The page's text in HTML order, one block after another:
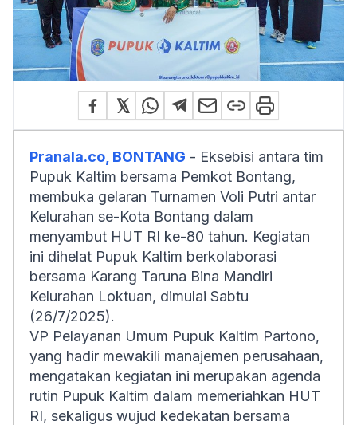
Pranala.co, BONTANG - Eksebisi antara tim
Pupuk Kaltim bersama Pemkot Bontang,
membuka gelaran Turnamen Voli Putri antar
Kelurahan se-Kota Bontang dalam
menyambut HUT RI ke-80 tahun. Kegiatan
ini dihelat Pupuk Kaltim berkolaborasi
bersama Karang Taruna Bina Mandiri
Kelurahan Loktuan, dimulai Sabtu
(26/7/2025).
VP Pelayanan Umum Pupuk Kaltim Partono,
yang hadir mewakili manajemen perusahaan,
mengatakan kegiatan ini merupakan agenda
rutin Pupuk Kaltim dalam memeriahkan HUT
RI, sekaligus wujud kedekatan bersama